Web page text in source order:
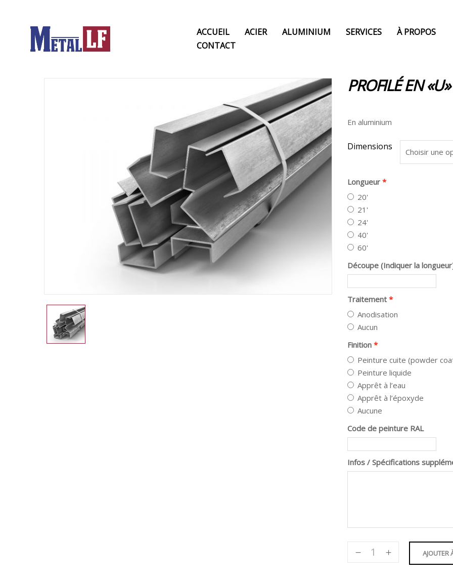
ACCUEIL ACIER ALUMINIUM SERVICES
À PROPOS
CONTACT
PROFILÉ EN
En aluminium
Dimensions
Longueur
20'
21'
24'
40'
60'
Découpe (Indiquer la
Traitement
Anodisation
Aucun
Finition
Peinture cuite (powder
Peinture liquide
Apprêt à l’eau
Apprêt à l’époxyde
Aucune
Code de peinture RAL
Infos / Spécifications
quantité
AJOUTER